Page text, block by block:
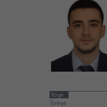
Bölge
Türkiye